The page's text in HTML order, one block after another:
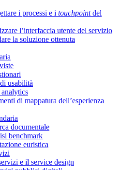
i processi e i touchpointdel
l’interfaccia utente del servizio
la soluzione ottenuta
usabilità
di mappatura dell’esperienza
documentale
benchmark
euristica
e il service design